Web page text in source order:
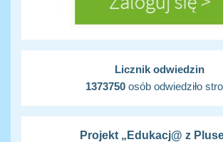
Licznik odwiedzin
1373750osób odwiedziło
Projekt „Edukacj@ z